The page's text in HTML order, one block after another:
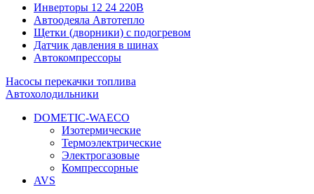
Инверторы 12 24 220В
Автоодеяла Автотепло
Щетки (дворники) с подогревом
Датчик давления в шинах
Автокомпрессоры
Насосы перекачки топлива
Автохолодильники
DOMETIC-WAECO
Изотермические
Термоэлектрические
Электрогазовые
Компрессорные
AVS